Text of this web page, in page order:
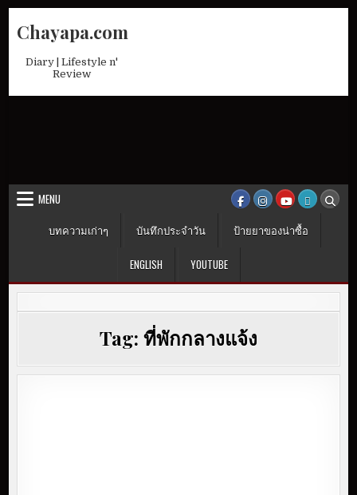
Chayapa.com
Diary | Lifestyle n'
Review
MENU
บทความเก่าๆ
บันทึกประจำวัน ป้ายยาของน่าซื้อ
ENGLISH YOUTUBE
Tag: ที่พักกลางแจ้ง